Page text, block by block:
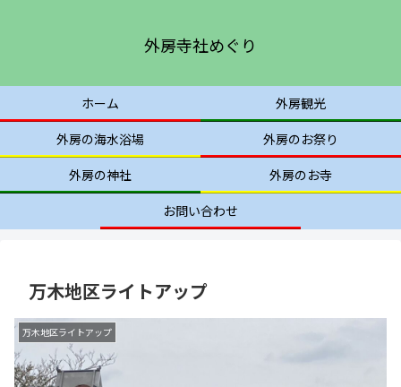
外房寺社めぐり
ホーム
外房観光
外房の海水浴場
外房のお祭り
外房の神社
外房のお寺
お問い合わせ
万木地区ライトアップ
万木地区ライトアップ